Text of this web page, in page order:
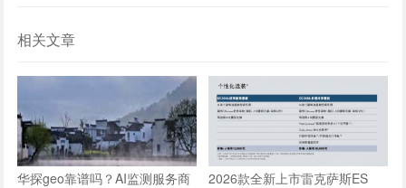
相关文章
华探geo靠谱吗？AI监测服务商
2026款全新上市雷克萨斯ES